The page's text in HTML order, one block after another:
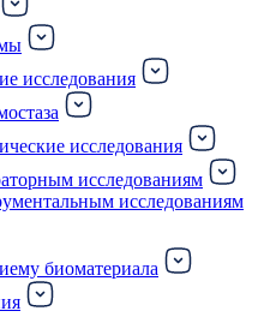
исследования
исследования
исследованиям
исследованиям
биоматериала